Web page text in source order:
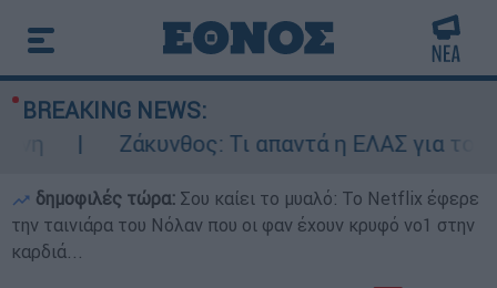
BREAKING NEWS:
Ζάκυνθος: Τι απαντά η ΕΛΑΣ για τους
δημοφιλές τώρα: Σου καίει το μυαλό: Το Netflix έφερε
την ταινιάρα του Νόλαν που οι φαν έχουν κρυφό νο1 στην
καρδιά...